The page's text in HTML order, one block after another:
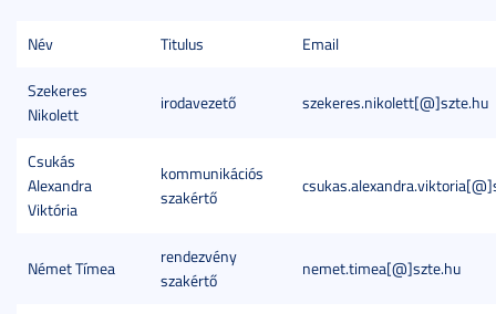
Név Titulus Email
Szekeres
Nikolett
irodavezető szekeres.nikolett[@]szte.hu
Csukás
Alexandra
Viktória
kommunikációs
szakértő
Német Tímea
rendezvény
szakértő
nemet.timea[@]szte.hu